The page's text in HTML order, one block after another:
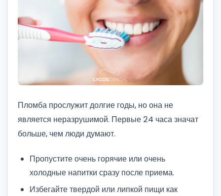
Пломба прослужит долгие годы, но она не
является неразрушимой. Первые 24 часа значат
больше, чем люди думают.
Пропустите очень горячие или очень
холодные напитки сразу после приема.
Избегайте твердой или липкой пищи как